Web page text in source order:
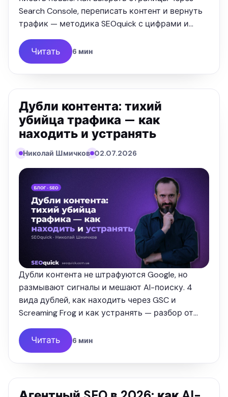
Search Console, переписать контент и вернуть
трафик — методика SEOquick с цифрами и
Читать 6 мин
Дубли контента: тихий
убийца трафика — как
находить и устранять
Николай Шмичков 02.07.2026
Дубли контента не штрафуются Google, но
размывают сигналы и мешают AI-поиску. 4
вида дублей, как находить через GSC и
Screaming Frog и как устранять — разбор от
Читать 6 мин